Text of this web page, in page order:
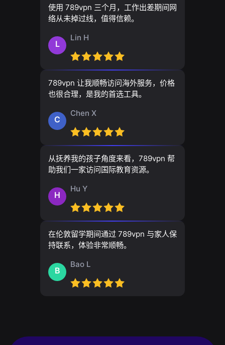
使用 789vpn 三个月，工作出差期间网
络从未掉过线，值得信赖。
L
Lin H
789vpn 让我顺畅访问海外服务，价格
也很合理，是我的首选工具。
C
Chen X
从抚养我的孩子角度来看，789vpn 帮
助我们一家访问国际教育资源。
H
Hu Y
在伦敦留学期间通过 789vpn 与家人保
持联系，体验非常顺畅。
B
Bao L